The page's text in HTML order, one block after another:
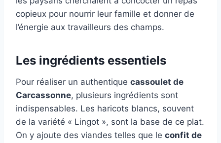
copieux pour nourrir leur famille et donner de
l’énergie aux travailleurs des champs.
Les ingrédients essentiels
Pour réaliser un authentique cassoulet de
Carcassonne, plusieurs ingrédients sont
indispensables. Les haricots blancs, souvent
de la variété « Lingot », sont la base de ce plat.
On y ajoute des viandes telles que le confit de